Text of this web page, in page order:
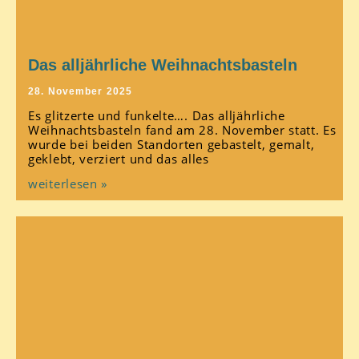
Das alljährliche Weihnachtsbasteln
28. November 2025
Es glitzerte und funkelte…. Das alljährliche
Weihnachtsbasteln fand am 28. November statt. Es
wurde bei beiden Standorten gebastelt, gemalt,
geklebt, verziert und das alles
weiterlesen »